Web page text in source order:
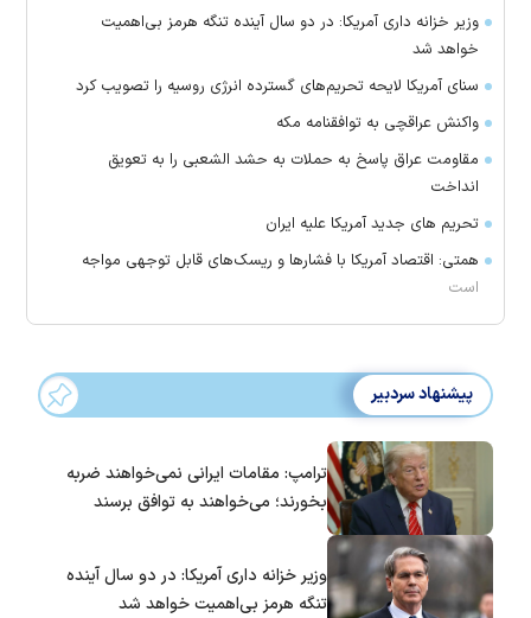
وزیر خزانه داری آمریکا: در دو سال آینده تنگه هرمز بی‌اهمیت
خواهد شد
سنای آمریکا لایحه تحریم‌های گسترده انرژی روسیه را تصویب کرد
واکنش عراقچی به توافقنامه مکه
مقاومت عراق پاسخ به حملات به حشد الشعبی را به تعویق
انداخت
تحریم های جدید آمریکا علیه ایران
همتی: اقتصاد آمریکا با فشارها و ریسک‌های قابل توجهی مواجه
است
پیشنهاد سردبیر
ترامپ: مقامات ایرانی نمی‌خواهند ضربه
بخورند؛ می‌خواهند به توافق برسند
وزیر خزانه داری آمریکا: در دو سال آینده
تنگه هرمز بی‌اهمیت خواهد شد